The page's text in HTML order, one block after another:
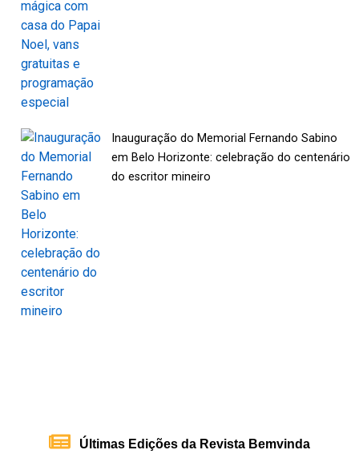
Inauguração do Memorial Fernando Sabino
em Belo Horizonte: celebração do centenário
do escritor mineiro
Últimas Edições da Revista Bemvinda